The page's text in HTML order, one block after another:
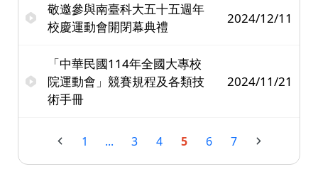
敬邀參與南臺科大五十五週年
校慶運動會開閉幕典禮
2024/12/11
「中華民國114年全國大專校
院運動會」競賽規程及各類技
術手冊
2024/11/21
1 ... 3 4 5 6 7